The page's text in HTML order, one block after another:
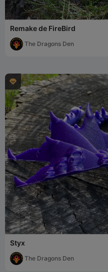
Remake de FireBird
The Dragons Den

Styx
The Dragons Den